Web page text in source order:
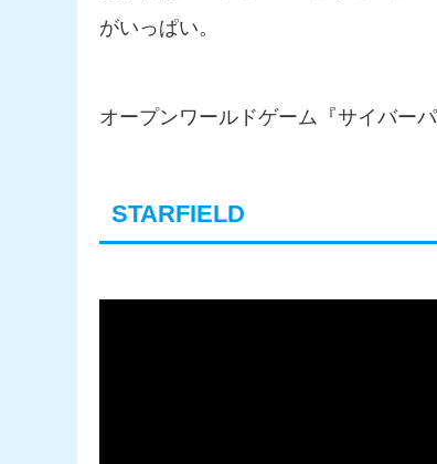
がいっぱい。
オープンワールドゲーム『サイバー
STARFIELD